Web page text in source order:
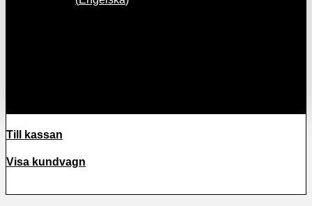
Till kassan
Visa kundvagn